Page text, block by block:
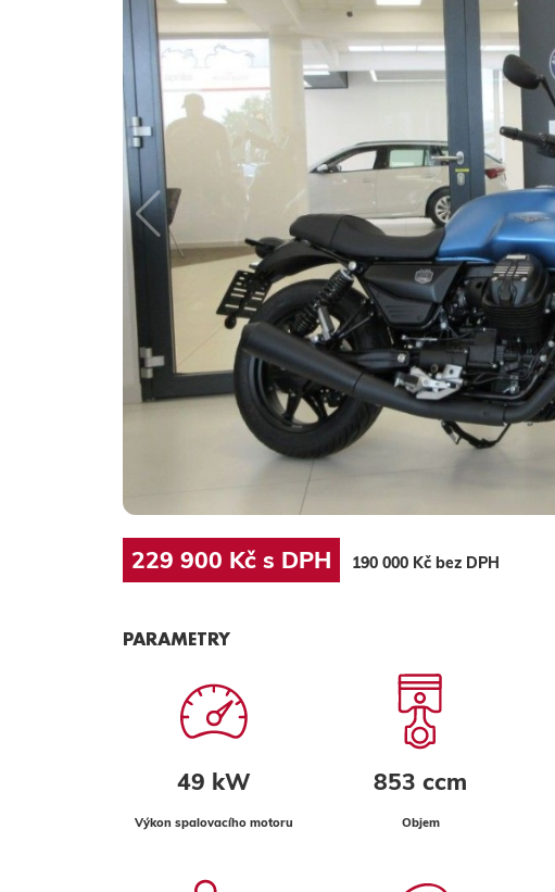
229 900 Kč s DPH 190 000 Kč bez DPH
PARAMETRY
49 kW
Výkon spalovacího motoru
853 ccm
Objem